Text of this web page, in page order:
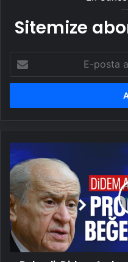
Sitemize
posta
adresinizi
Bahçeli,
Didem
Arslan
Yılmaz
ile
görüştü:
Gayet
iyiyim